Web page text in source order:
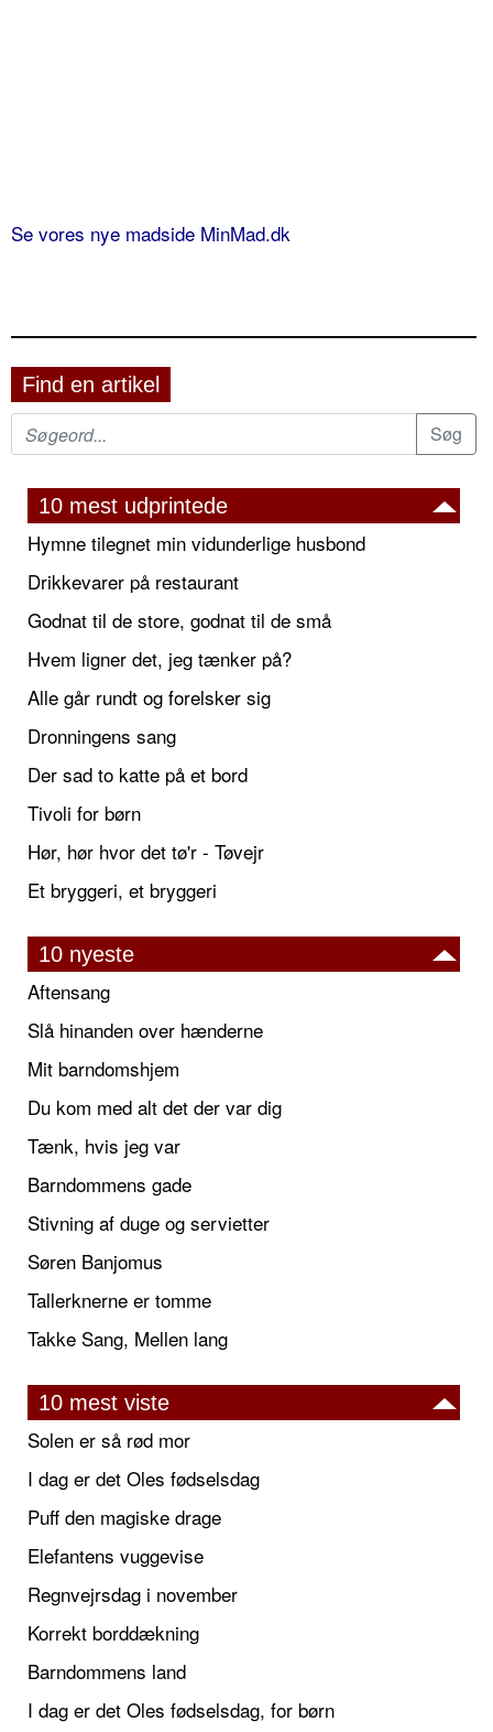
Se vores nye madside MinMad.dk
Find en artikel
10 mest udprintede
Hymne tilegnet min vidunderlige husbond
Drikkevarer på restaurant
Godnat til de store, godnat til de små
Hvem ligner det, jeg tænker på?
Alle går rundt og forelsker sig
Dronningens sang
Der sad to katte på et bord
Tivoli for børn
Hør, hør hvor det tø'r - Tøvejr
Et bryggeri, et bryggeri
10 nyeste
Aftensang
Slå hinanden over hænderne
Mit barndomshjem
Du kom med alt det der var dig
Tænk, hvis jeg var
Barndommens gade
Stivning af duge og servietter
Søren Banjomus
Tallerknerne er tomme
Takke Sang, Mellen lang
10 mest viste
Solen er så rød mor
I dag er det Oles fødselsdag
Puff den magiske drage
Elefantens vuggevise
Regnvejrsdag i november
Korrekt borddækning
Barndommens land
I dag er det Oles fødselsdag, for børn